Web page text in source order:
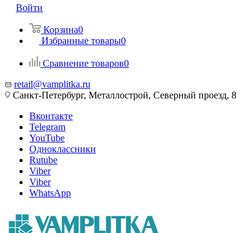
Войти
Корзина0
Избранные товары0
Сравнение товаров0
retail@vamplitka.ru
Санкт-Петербург, Металлострой, Северный проезд, 8
Вконтакте
Telegram
YouTube
Одноклассники
Rutube
Viber
Viber
WhatsApp